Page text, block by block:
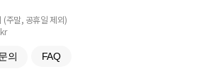
(주말, 공휴일 제외)
의 FAQ